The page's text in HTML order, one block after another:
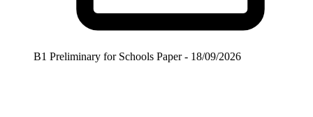
B1 Preliminary for Schools Paper - 18/09/2026